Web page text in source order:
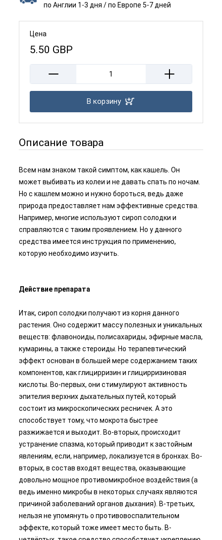
по Англии 1-3 дня / по Европе 5-7 дней
Цена
5.50 GBP
В корзину
Описание товара
Всем нам знаком такой симптом, как кашель. Он
может выбивать из колеи и не давать спать по ночам.
Но с кашлем можно и нужно бороться, ведь даже
природа предоставляет нам эффективные средства.
Например, многие используют сироп солодки и
справляются с таким проявлением. Но у данного
средства имеется инструкция по применению,
которую необходимо изучить.
Действие препарата
Итак, сироп солодки получают из корня данного
растения. Оно содержит массу полезных и уникальных
веществ: флавоноиды, полисахариды, эфирные масла,
кумарины, а также стероиды. Но терапевтический
эффект основан в большей мере содержанием таких
компонентов, как глицирризин и глицирризиновая
кислоты. Во-первых, они стимулируют активность
эпителия верхних дыхательных путей, который
состоит из микроскопических ресничек. А это
способствует тому, что мокрота быстрее
разжижается и выходит. Во-вторых, происходит
устранение спазма, который приводит к застойным
явлениям, если, например, локализуется в бронхах. Во-
вторых, в состав входят вещества, оказывающие
довольно мощное противомикробное воздействия (а
ведь именно микробы в некоторых случаях являются
причиной заболеваний органов дыхания). В-третьих,
нельзя не упомянуть о противовоспалительном
эффекте, который тоже имеет место быть. В-